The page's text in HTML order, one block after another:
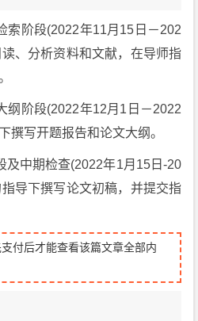
索阶段(2022年11月15日－202
、分析资料和文献，在导师指
纲阶段(2022年12月1日－2022
撰写开题报告和论文大纲。
及中期检查(2022年1月15日-20
导下撰写论文初稿，并提交指
付后才能查看该篇文章全部内